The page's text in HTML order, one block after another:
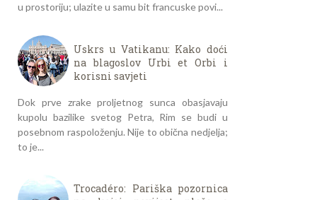
u prostoriju; ulazite u samu bit francuske povi...
Uskrs u Vatikanu: Kako doći
na blagoslov Urbi et Orbi i
korisni savjeti
Dok prve zrake proljetnog sunca obasjavaju
kupolu bazilike svetog Petra, Rim se budi u
posebnom raspoloženju. Nije to obična nedjelja;
to je...
Trocadéro: Pariška pozornica